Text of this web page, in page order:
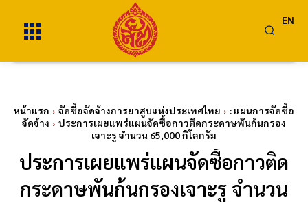
EN
หน้าแรก จัดซื้อจัดจ้างการยาสูบแห่งประเทศไทย
: แผนการจัดซื้อ
จัดจ้าง
ประการเผยแพร่แผนจัดซื้อกาวติดกระดาษพันก้นกรอง
เจาะรู จำนวน 65,000 กิโลกรัม
ประการเผยแพร่แผนจัดซื้อกาวติด
กระดาษพันก้นกรองเจาะรู จำนวน